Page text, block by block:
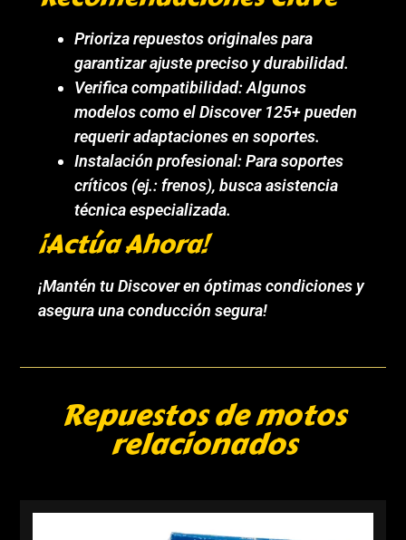
Prioriza repuestos originales para
garantizar ajuste preciso y durabilidad.
Verifica compatibilidad: Algunos
modelos como el Discover 125+ pueden
requerir adaptaciones en soportes.
Instalación profesional: Para soportes
críticos (ej.: frenos), busca asistencia
técnica especializada.
¡Actúa Ahora!
¡Mantén tu Discover en óptimas condiciones y
asegura una conducción segura!
Repuestos de motos
relacionados